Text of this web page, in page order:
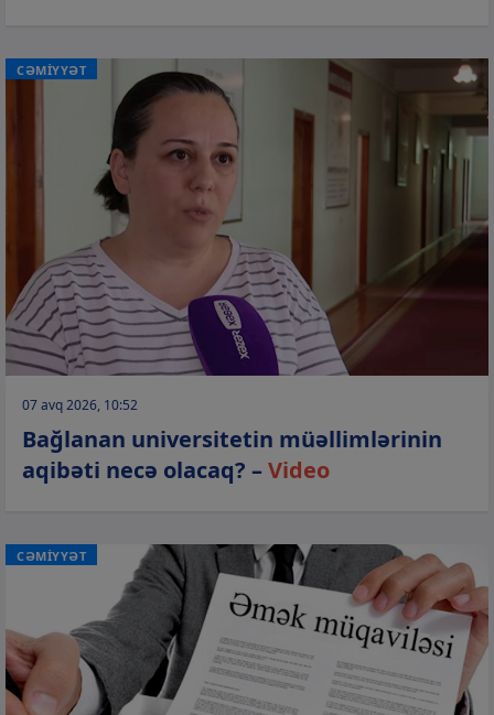
CƏMİYYƏT
07 avq 2026, 10:52
Bağlanan universitetin müəllimlərinin
aqibəti necə olacaq? –Video
CƏMİYYƏT